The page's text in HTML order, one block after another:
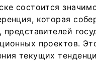
состоится
которая
представителей
проектов.
текущих